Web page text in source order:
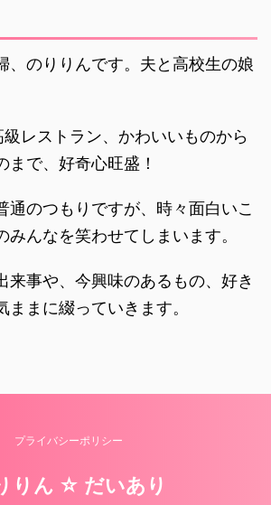
、のりりんです。夫と高校生の娘
レストラン、かわいいものから
まで、好奇心旺盛！
通のつもりですが、時々面白いこ
みんなを笑わせてしまいます。
来事や、今興味のあるもの、好き
ままに綴っていきます。
プライバシーポリシー
りん ☆ だいあり